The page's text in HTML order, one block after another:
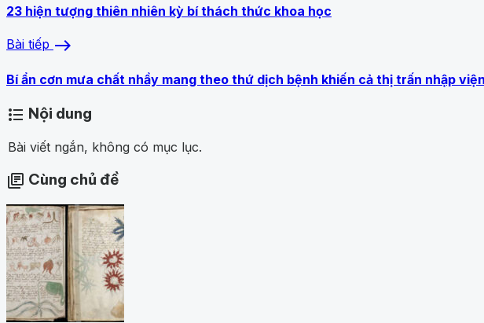
23 hiện tượng thiên nhiên kỳ bí thách thức khoa học
Bài tiếp east
Bí ẩn cơn mưa chất nhầy mang theo thứ dịch bệnh khiến cả thị trấn nhập viện
format_list_bulleted Nội dung
Bài viết ngắn, không có mục lục.
library_books Cùng chủ đề